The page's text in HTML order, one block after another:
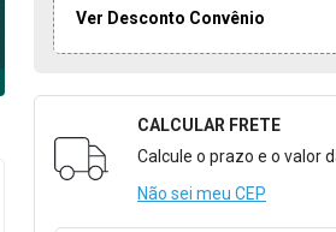
Ver Desconto Convênio
Formulário para
CALCULAR FRETE
Calcule o prazo e o valor
Não sei meu CEP